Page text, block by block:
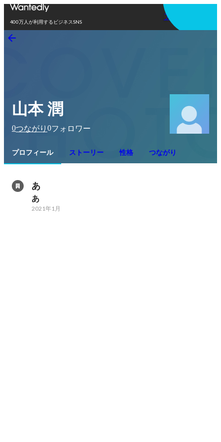
400万人が利用するビジネスSNS
アプリを使う
山本 潤
0つながり 0フォロワー
プロフィール ストーリー 性格 つながり
あ
あ
2021年1月